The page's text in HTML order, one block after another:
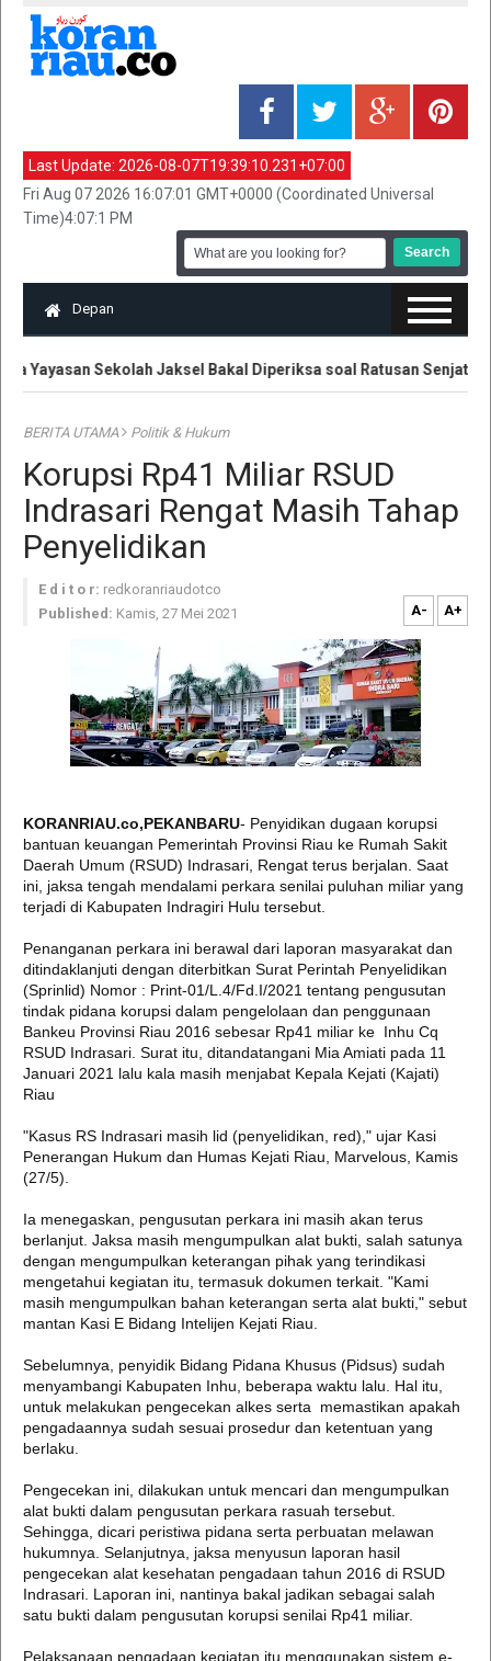
Last Update: 2026-08-07T19:39:10.231+07:00
Fri Aug 07 2026 16:07:01 GMT+0000 (Coordinated Universal
Time)4:07:1 PM
Depan
Yayasan Sekolah Jaksel Bakal Diperiksa soal Ratusan Senjata
BERITA UTAMA Politik & Hukum
Korupsi Rp41 Miliar RSUD
Indrasari Rengat Masih Tahap
Penyelidikan
E d i t o r: redkoranriaudotco
Published: Kamis, 27 Mei 2021 A- A+
KORANRIAU.co,PEKANBARU- Penyidikan dugaan korupsi
bantuan keuangan Pemerintah Provinsi Riau ke Rumah Sakit
Daerah Umum (RSUD) Indrasari, Rengat terus berjalan. Saat
ini, jaksa tengah mendalami perkara senilai puluhan miliar yang
terjadi di Kabupaten Indragiri Hulu tersebut.
Penanganan perkara ini berawal dari laporan masyarakat dan
ditindaklanjuti dengan diterbitkan Surat Perintah Penyelidikan
(Sprinlid) Nomor : Print-01/L.4/Fd.I/2021 tentang pengusutan
tindak pidana korupsi dalam pengelolaan dan penggunaan
Bankeu Provinsi Riau 2016 sebesar Rp41 miliar ke Inhu Cq
RSUD Indrasari. Surat itu, ditandatangani Mia Amiati pada 11
Januari 2021 lalu kala masih menjabat Kepala Kejati (Kajati)
Riau
"Kasus RS Indrasari masih lid (penyelidikan, red)," ujar Kasi
Penerangan Hukum dan Humas Kejati Riau, Marvelous, Kamis
(27/5).
Ia menegaskan, pengusutan perkara ini masih akan terus
berlanjut. Jaksa masih mengumpulkan alat bukti, salah satunya
dengan mengumpulkan keterangan pihak yang terindikasi
mengetahui kegiatan itu, termasuk dokumen terkait. "Kami
masih mengumpulkan bahan keterangan serta alat bukti," sebut
mantan Kasi E Bidang Intelijen Kejati Riau.
Sebelumnya, penyidik Bidang Pidana Khusus (Pidsus) sudah
menyambangi Kabupaten Inhu, beberapa waktu lalu. Hal itu,
untuk melakukan pengecekan alkes serta memastikan apakah
pengadaannya sudah sesuai prosedur dan ketentuan yang
berlaku.
Pengecekan ini, dilakukan untuk mencari dan mengumpulkan
alat bukti dalam pengusutan perkara rasuah tersebut.
Sehingga, dicari peristiwa pidana serta perbuatan melawan
hukumnya. Selanjutnya, jaksa menyusun laporan hasil
pengecekan alat kesehatan pengadaan tahun 2016 di RSUD
Indrasari. Laporan ini, nantinya bakal jadikan sebagai salah
satu bukti dalam pengusutan korupsi senilai Rp41 miliar.
Pelaksanaan pengadaan kegiatan itu menggunakan sistem e-